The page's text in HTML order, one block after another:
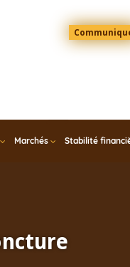
Menu
Top
Marchés Stabilité